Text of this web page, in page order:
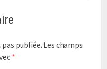
publiée. Les champs
*